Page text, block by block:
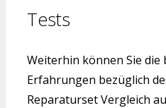
Tests
Weiterhin können Sie
Erfahrungen bezüglich
Reparaturset Vergleich